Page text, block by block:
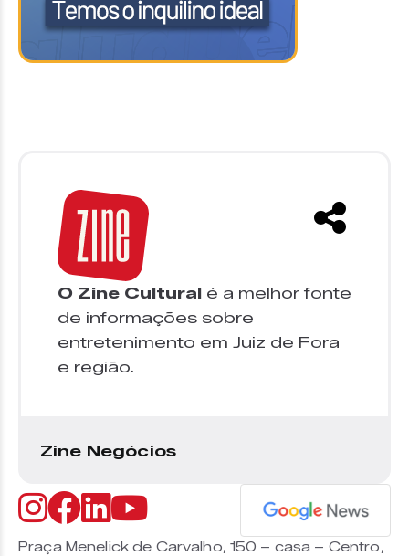
O Zine Cultural é a melhor fonte
de informações sobre
entretenimento em Juiz de Fora
e região.
Zine Negócios
Praça Menelick de Carvalho, 150 – casa – Centro,